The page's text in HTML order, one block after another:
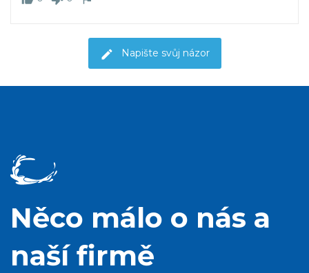
Napište svůj názor
Něco málo o nás a
naší firmě